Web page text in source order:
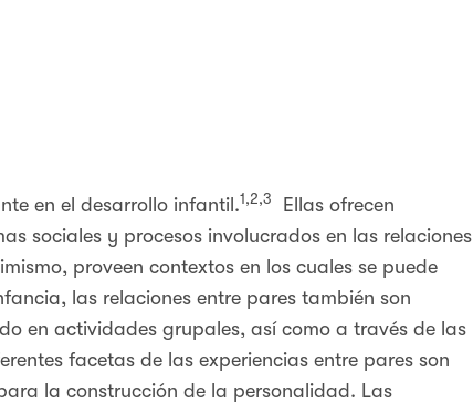
en el desarrollo infantil.1,2,3
Ellas ofrecen
sociales y procesos involucrados en las relaciones
proveen contextos en los cuales se puede
las relaciones entre pares también son
en actividades grupales, así como a través de las
facetas de las experiencias entre pares son
la construcción de la personalidad. Las